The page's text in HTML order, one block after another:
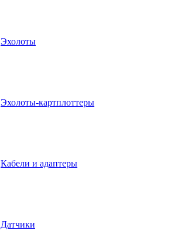
Эхолоты
Эхолоты-картплоттеры
Кабели и адаптеры
Датчики